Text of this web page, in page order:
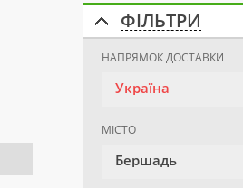
ФІЛЬТРИ
НАПРЯМОК ДОСТАВКИ
Україна
МІСТО
Бершадь